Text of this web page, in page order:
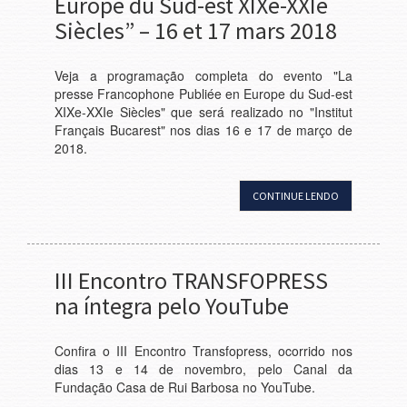
Siècles” – 16 et 17 mars 2018
Veja a programação completa do evento "La
presse Francophone Publiée en Europe du Sud-est
XIXe-XXIe Siècles" que será realizado no "Institut
Français Bucarest" nos dias 16 e 17 de março de
2018.
CONTINUE LENDO
III Encontro TRANSFOPRESS
na íntegra pelo YouTube
Confira o III Encontro Transfopress, ocorrido nos
dias 13 e 14 de novembro, pelo Canal da
Fundação Casa de Rui Barbosa no YouTube.